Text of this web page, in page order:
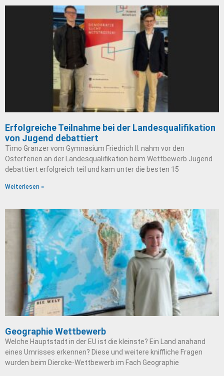
Erfolgreiche Teilnahme bei der Landesqualifikation
von Jugend debattiert
Timo Granzer vom Gymnasium Friedrich II. nahm vor den
Osterferien an der Landesqualifikation beim Wettbewerb Jugend
debattiert erfolgreich teil und kam unter die besten 15
Weiterlesen »
Geographie Wettbewerb
Welche Hauptstadt in der EU ist die kleinste? Ein Land anahand
eines Umrisses erkennen? Diese und weitere kniffliche Fragen
wurden beim Diercke-Wettbewerb im Fach Geographie